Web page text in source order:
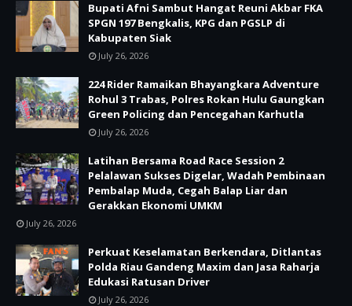
Bupati Afni Sambut Hangat Reuni Akbar FKA
SPGN 197 Bengkalis, KPG dan PGSLP di
Kabupaten Siak
July 26, 2026
224 Rider Ramaikan Bhayangkara Adventure
Rohul 3 Trabas, Polres Rokan Hulu Gaungkan
Green Policing dan Pencegahan Karhutla
July 26, 2026
Latihan Bersama Road Race Session 2
Pelalawan Sukses Digelar, Wadah Pembinaan
Pembalap Muda, Cegah Balap Liar dan
Gerakkan Ekonomi UMKM
July 26, 2026
Perkuat Keselamatan Berkendara, Ditlantas
Polda Riau Gandeng Maxim dan Jasa Raharja
Edukasi Ratusan Driver
July 26, 2026